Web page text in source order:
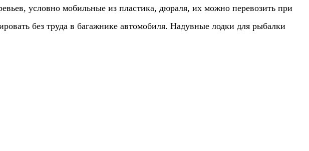
условно мобильные из пластика, дюраля, их можно перевозить при
без труда в багажнике автомобиля. Надувные лодки для рыбалки